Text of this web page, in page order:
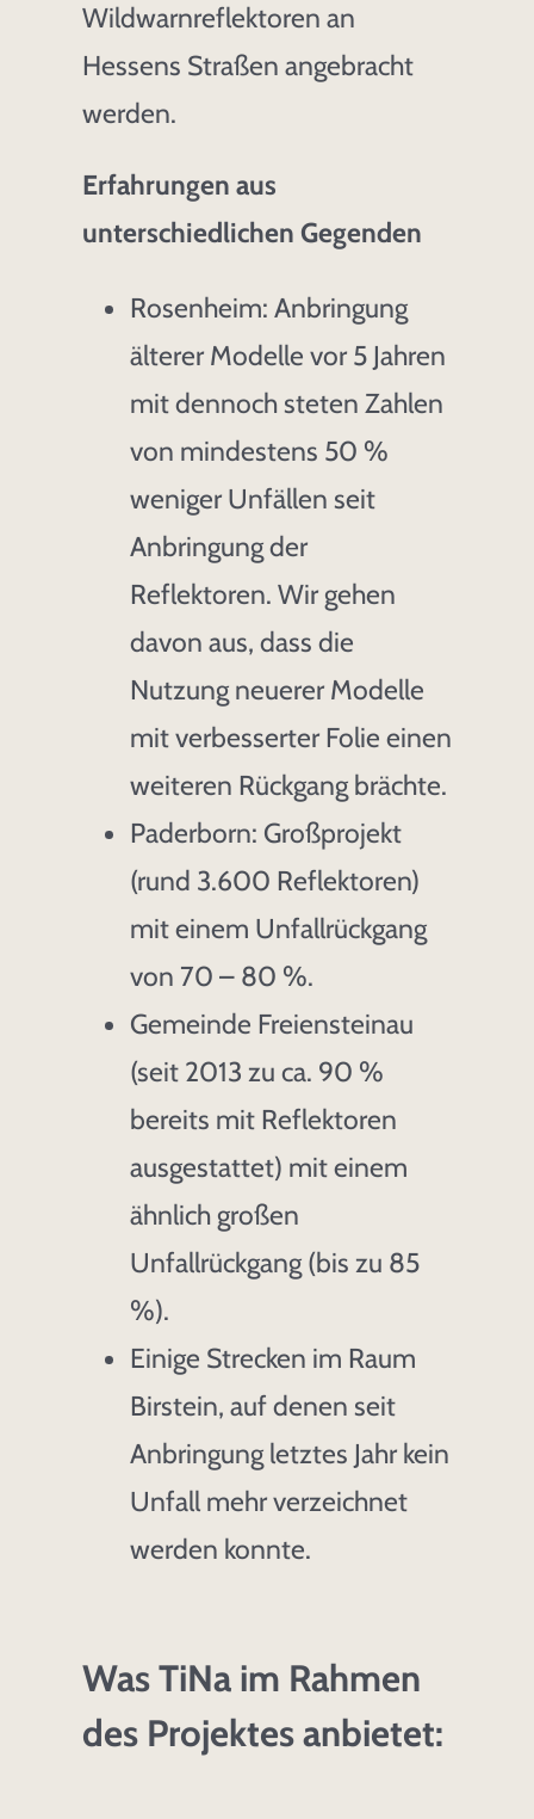
Wildwarnreflektoren an
Hessens Straßen angebracht
werden.
Erfahrungen aus
unterschiedlichen Gegenden
Rosenheim: Anbringung
älterer Modelle vor 5 Jahren
mit dennoch steten Zahlen
von mindestens 50 %
weniger Unfällen seit
Anbringung der
Reflektoren. Wir gehen
davon aus, dass die
Nutzung neuerer Modelle
mit verbesserter Folie einen
weiteren Rückgang brächte.
Paderborn: Großprojekt
(rund 3.600 Reflektoren)
mit einem Unfallrückgang
von 70 – 80 %.
Gemeinde Freiensteinau
(seit 2013 zu ca. 90 %
bereits mit Reflektoren
ausgestattet) mit einem
ähnlich großen
Unfallrückgang (bis zu 85
%).
Einige Strecken im Raum
Birstein, auf denen seit
Anbringung letztes Jahr kein
Unfall mehr verzeichnet
werden konnte.
Was TiNa im Rahmen
des Projektes anbietet: